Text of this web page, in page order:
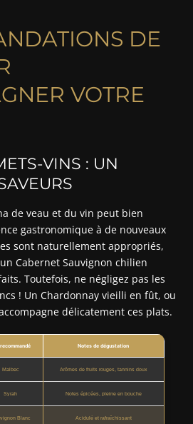
DE
VOTRE
VINS : UN
de veau et du vin peut bien
gastronomique à de nouveaux
sont naturellement appropriés,
Cabernet Sauvignon chilien
Toutefois, ne négligez pas les
! Un Chardonnay vieilli en fût, ou
délicatement ces plats.
Notes de dégustation
Malbec Arômes de fruits rouges, tannins doux
Syrah Notes épicées, pleine en bouche
Blanc Acidulé et rafraîchissant